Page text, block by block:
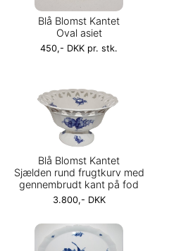
Blå Blomst Kantet
Oval asiet
450,- DKK pr. stk.
Blå Blomst Kantet
Sjælden rund frugtkurv med
gennembrudt kant på fod
3.800,- DKK